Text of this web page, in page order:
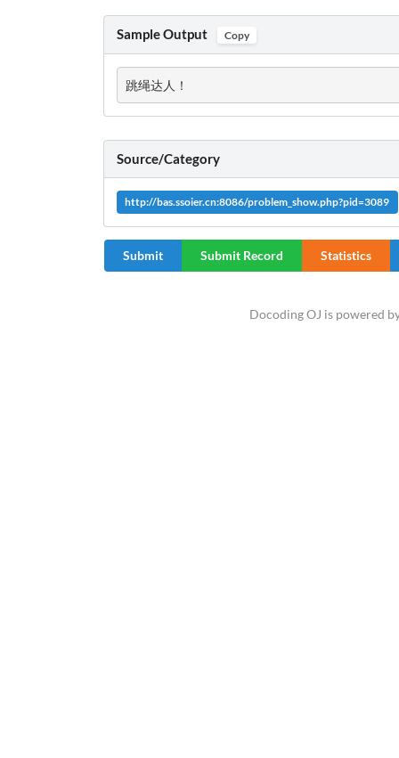
Sample Output Copy
跳绳达人！
Source/Category
http://bas.ssoier.cn:8086/problem_show.php?pid=3089
Submit Submit Record Statistics
Docoding OJ is powered